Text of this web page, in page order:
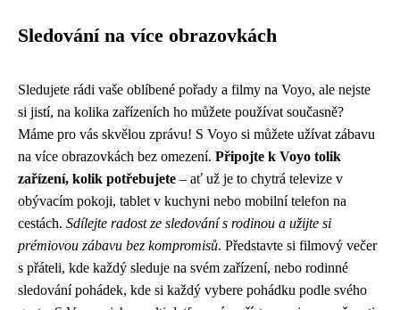
Sledování na více obrazovkách
Sledujete rádi vaše oblíbené pořady a filmy na Voyo, ale nejste
si jistí, na kolika zařízeních ho můžete používat současně?
Máme pro vás skvělou zprávu! S Voyo si můžete užívat zábavu
na více obrazovkách bez omezení. Připojte k Voyo tolik
zařízení, kolik potřebujete – ať už je to chytrá televize v
obývacím pokoji, tablet v kuchyni nebo mobilní telefon na
cestách. Sdílejte radost ze sledování s rodinou a užijte si
prémiovou zábavu bez kompromisů. Představte si filmový večer
s přáteli, kde každý sleduje na svém zařízení, nebo rodinné
sledování pohádek, kde si každý vybere pohádku podle svého